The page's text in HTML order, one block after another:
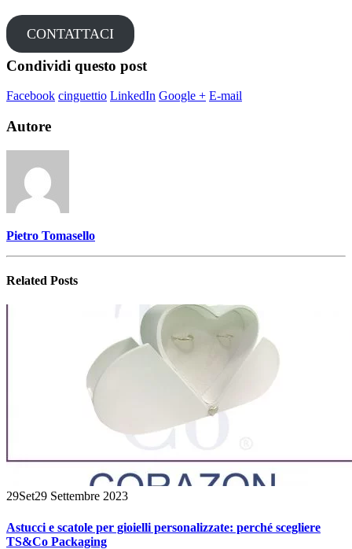
CONTATTACI
Condividi questo post
Facebook cinguettio LinkedIn Google + E-mail
Autore
Pietro Tomasello
Related Posts
29Set29 Settembre 2023
Astucci e scatole per gioielli personalizzate: perché scegliere
TS&Co Packaging